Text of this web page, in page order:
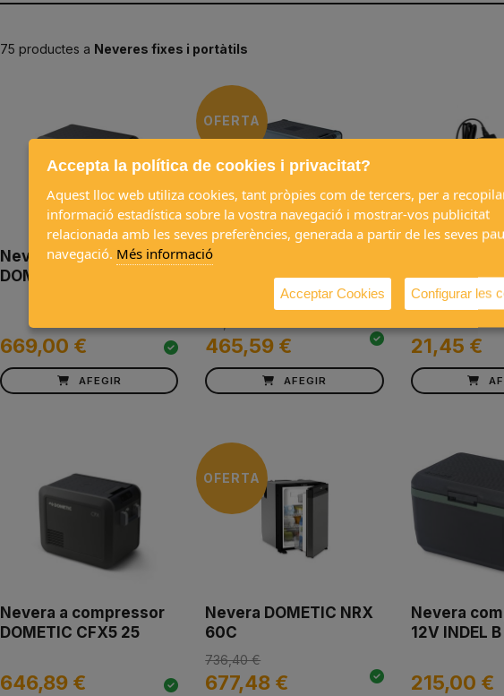
75 productes a Neveres fixes i portàtils
Nevera a compressor
DOMETIC CFX5 35
669,00 €
AFEGIR
OFERTA
Nevera a compressor
DOMETIC Cool Freeze
465,59 €
AFEGIR
12/220v
21,45 €
Nevera a compressor
DOMETIC CFX5 25
646,89 €
OFERTA
Nevera DOMETIC NRX
60C
677,48 €
736,40 €
Nevera
12V INDEL
215,00 €
Accepta la política de cookies i privacitat?
Aquest lloc web utiliza cookies, tant pròpies com de tercers, per a
informació estadística sobre la vostra navegació i mostrar-vos publicitat
relacionada amb les seves preferències, generada a partir de les seves
navegació. Més informació
Acceptar Cookies Configurar les